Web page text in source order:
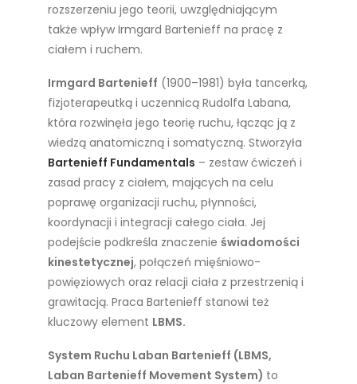
rozszerzeniu jego teorii, uwzględniającym
także wpływ Irmgard Bartenieff na pracę z
ciałem i ruchem.
Irmgard Bartenieff (1900–1981) była tancerką,
fizjoterapeutką i uczennicą Rudolfa Labana,
która rozwinęła jego teorię ruchu, łącząc ją z
wiedzą anatomiczną i somatyczną. Stworzyła
Bartenieff Fundamentals – zestaw ćwiczeń i
zasad pracy z ciałem, mających na celu
poprawę organizacji ruchu, płynności,
koordynacji i integracji całego ciała. Jej
podejście podkreśla znaczenie świadomości
kinestetycznej, połączeń mięśniowo-
powięziowych oraz relacji ciała z przestrzenią i
grawitacją. Praca Bartenieff stanowi też
kluczowy element LBMS.
System Ruchu Laban Bartenieff (LBMS,
Laban Bartenieff Movement System) to